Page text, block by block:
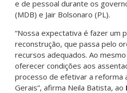
e de pessoal durante os
(MDB) e Jair Bolsonaro (PL).
“Nossa expectativa é fazer um
reconstrução, que passa pelo
recursos adequados. Ao
oferecer condições aos
processo de efetivar a reforma
Gerais”, afirma Neila Batista, ao